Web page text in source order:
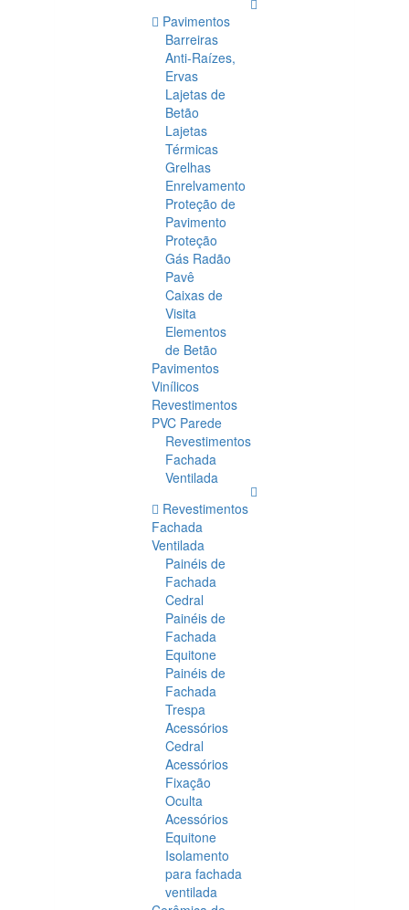
Pavimentos
Barreiras
Anti-Raízes,
Ervas
Lajetas de
Betão
Lajetas
Térmicas
Grelhas
Enrelvamento
Proteção de
Pavimento
Proteção
Gás Radão
Pavê
Caixas de
Visita
Elementos
de Betão
Pavimentos
Vinílicos
Revestimentos
PVC Parede
Revestimentos
Fachada
Ventilada
Revestimentos
Fachada
Ventilada
Painéis de
Fachada
Cedral
Painéis de
Fachada
Equitone
Painéis de
Fachada
Trespa
Acessórios
Cedral
Acessórios
Fixação
Oculta
Acessórios
Equitone
Isolamento
para fachada
ventilada